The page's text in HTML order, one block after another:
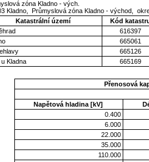
zóna Kladno - vých.
Kladno, Průmyslová zóna Kladno - východ,
Katastrální území
Kód
616397
665061
665126
Kladna
665169
Přenosová
Napětová hladina [kV]
0.400
6.000
22.000
35.000
110.000